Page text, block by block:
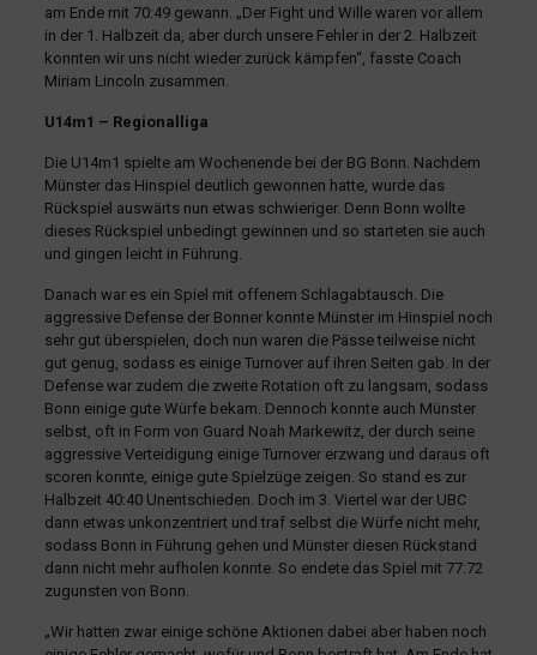
am Ende mit 70:49 gewann. „Der Fight und Wille waren vor allem
in der 1. Halbzeit da, aber durch unsere Fehler in der 2. Halbzeit
konnten wir uns nicht wieder zurück kämpfen“, fasste Coach
Miriam Lincoln zusammen.
U14m1 – Regionalliga
Die U14m1 spielte am Wochenende bei der BG Bonn. Nachdem
Münster das Hinspiel deutlich gewonnen hatte, wurde das
Rückspiel auswärts nun etwas schwieriger. Denn Bonn wollte
dieses Rückspiel unbedingt gewinnen und so starteten sie auch
und gingen leicht in Führung.
Danach war es ein Spiel mit offenem Schlagabtausch. Die
aggressive Defense der Bonner konnte Münster im Hinspiel noch
sehr gut überspielen, doch nun waren die Pässe teilweise nicht
gut genug, sodass es einige Turnover auf ihren Seiten gab. In der
Defense war zudem die zweite Rotation oft zu langsam, sodass
Bonn einige gute Würfe bekam. Dennoch konnte auch Münster
selbst, oft in Form von Guard Noah Markewitz, der durch seine
aggressive Verteidigung einige Turnover erzwang und daraus oft
scoren konnte, einige gute Spielzüge zeigen. So stand es zur
Halbzeit 40:40 Unentschieden. Doch im 3. Viertel war der UBC
dann etwas unkonzentriert und traf selbst die Würfe nicht mehr,
sodass Bonn in Führung gehen und Münster diesen Rückstand
dann nicht mehr aufholen konnte. So endete das Spiel mit 77:72
zugunsten von Bonn.
„Wir hatten zwar einige schöne Aktionen dabei aber haben noch